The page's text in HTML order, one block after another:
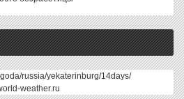
russia/yekaterinburg/14days/
weather.ru